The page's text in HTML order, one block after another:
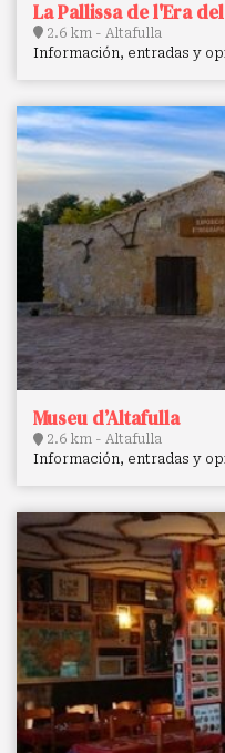
La Pallissa de l'Era
2.6 km - Altafulla
Información, entradas y
Museu d’Altafulla
2.6 km - Altafulla
Información, entradas y